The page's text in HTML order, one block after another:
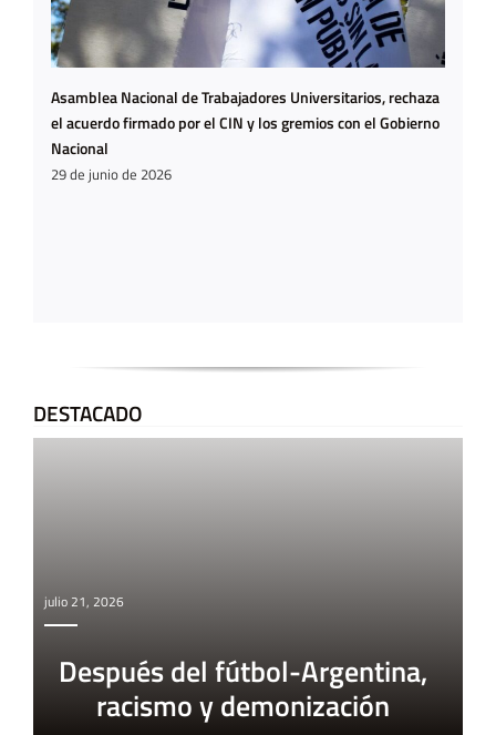
Asamblea Nacional de Trabajadores Universitarios, rechaza
el acuerdo firmado por el CIN y los gremios con el Gobierno
Nacional
29 de junio de 2026
DESTACADO
julio 21, 2026
Después del fútbol-Argentina,
racismo y demonización